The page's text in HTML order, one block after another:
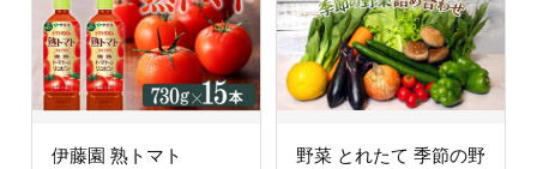
伊藤園 熟トマト
野菜 とれたて 季節の野